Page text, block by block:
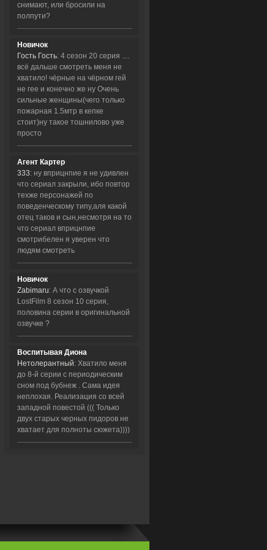
снимают, или бросили на
полпути?
Новичок
Гость Гость: 4 сезон 20 серия ....
всё дальше смотреть меня не
хватило! чёрные на чёрном гей
не гее и конечно же ну Очень
сильные женщины(чего только
пожарная 1.5мтр в кепке
стоит)ну такое тошнилово уже
просто
Агент Картер
333: ну вприцнпие я не удивлен
что сериал закрыли, ибо повтор
техже персонажей по
поведенческому типу,аля какой
отец таков и сын,несмотря на то
что сериал вприцнпие
смотрибелен я уверен что
людям смотреть
Новичок
Zabimaru: А что с озвучкой
LostFilm 8 сезон 10 серия,
половина серии в оригинальной
озвучке ?
Воспитывая Диона
Нетолерантный: Хватило меня
до 8-й серии с периодическим
сном под бубнеж . Сама идея
неплохая. Реализация со всей
западной повестой ((( Только
двух старых черных пидоров не
хватает для полноты сюжета))))